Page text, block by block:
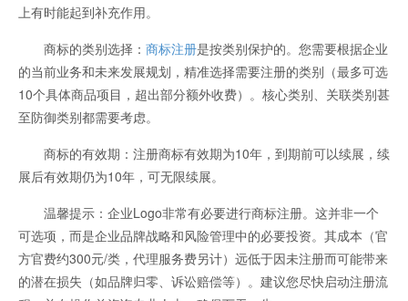
上有时能起到补充作用。
商标的类别选择： 商标注册是按类别保护的。您需要根据企业
的当前业务和未来发展规划，精准选择需要注册的类别（最多可选
10个具体商品项目，超出部分额外收费）。核心类别、关联类别甚
至防御类别都需要考虑。
商标的有效期：注册商标有效期为10年，到期前可以续展，续
展后有效期仍为10年，可无限续展。
温馨提示：企业Logo非常有必要进行商标注册。这并非一个
可选项，而是企业品牌战略和风险管理中的必要投资。其成本（官
方官费约300元/类，代理服务费另计）远低于因未注册而可能带来
的潜在损失（如品牌归零、诉讼赔偿等）。建议您尽快启动注册流